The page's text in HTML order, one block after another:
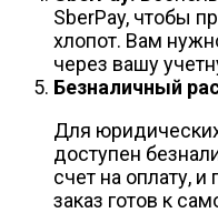
SberPay, чтобы
хлопот. Вам
через вашу
Безналичный
Для
доступен
счет на оплату,
заказ готов к